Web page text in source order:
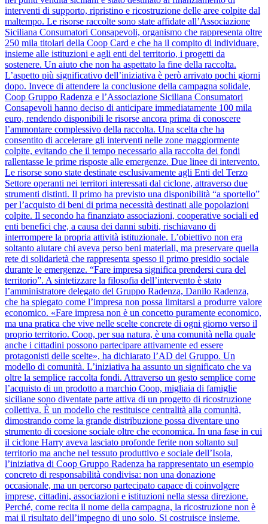
interventi di supporto, ripristino e ricostruzione delle aree colpite dal
maltempo. Le risorse raccolte sono state affidate all’Associazione
Siciliana Consumatori Consapevoli, organismo che rappresenta oltre
250 mila titolari della Coop Card e che ha il compito di individuare,
insieme alle istituzioni e agli enti del territorio, i progetti da
sostenere. Un aiuto che non ha aspettato la fine della raccolta.
L’aspetto più significativo dell’iniziativa è però arrivato pochi giorni
dopo. Invece di attendere la conclusione della campagna solidale,
Coop Gruppo Radenza e l’Associazione Siciliana Consumatori
Consapevoli hanno deciso di anticipare immediatamente 100 mila
euro, rendendo disponibili le risorse ancora prima di conoscere
l’ammontare complessivo della raccolta. Una scelta che ha
consentito di accelerare gli interventi nelle zone maggiormente
colpite, evitando che il tempo necessario alla raccolta dei fondi
rallentasse le prime risposte alle emergenze. Due linee di intervento.
Le risorse sono state destinate esclusivamente agli Enti del Terzo
Settore operanti nei territori interessati dal ciclone, attraverso due
strumenti distinti. Il primo ha previsto una disponibilità “a sportello”
per l’acquisto di beni di prima necessità destinati alle popolazioni
colpite. Il secondo ha finanziato associazioni, cooperative sociali ed
enti benefici che, a causa dei danni subiti, rischiavano di
interrompere la propria attività istituzionale. L’obiettivo non era
soltanto aiutare chi aveva perso beni materiali, ma preservare quella
rete di solidarietà che rappresenta spesso il primo presidio sociale
durante le emergenze. “Fare impresa significa prendersi cura del
territorio”. A sintetizzare la filosofia dell’intervento è stato
l’amministratore delegato del Gruppo Radenza, Danilo Radenza,
che ha spiegato come l’impresa non possa limitarsi a produrre valore
economico. «Fare impresa non è un concetto puramente economico,
ma una pratica che vive nelle scelte concrete di ogni giorno verso il
proprio territorio. Coop, per sua natura, è una comunità nella quale
anche i cittadini possono partecipare attivamente ed essere
protagonisti delle scelte», ha dichiarato l’AD del Gruppo. Un
modello di comunità. L’iniziativa ha assunto un significato che va
oltre la semplice raccolta fondi. Attraverso un gesto semplice come
l’acquisto di un prodotto a marchio Coop, migliaia di famiglie
siciliane sono diventate parte attiva di un progetto di ricostruzione
collettiva. È un modello che restituisce centralità alla comunità,
dimostrando come la grande distribuzione possa diventare uno
strumento di coesione sociale oltre che economica. In una fase in cui
il ciclone Harry aveva lasciato profonde ferite non soltanto sul
territorio ma anche nel tessuto produttivo e sociale dell’Isola,
l’iniziativa di Coop Gruppo Radenza ha rappresentato un esempio
concreto di responsabilità condivisa: non una donazione
occasionale, ma un percorso partecipato capace di coinvolgere
imprese, cittadini, associazioni e istituzioni nella stessa direzione.
Perché, come recita il nome della campagna, la ricostruzione non è
mai il risultato dell’impegno di uno solo. Si costruisce insieme.